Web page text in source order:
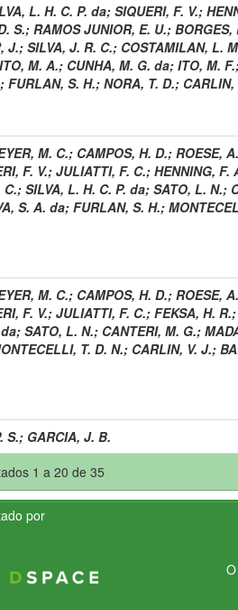
L. H. C. P. da; SIQUERI, F. V.;
S.; RAMOS JUNIOR, E. U.; BORGES,
J.; SILVA, J. R. C.; COSTAMILAN, L.
ITO, M. A.; CUNHA, M. G. da; ITO, M. F.
; FURLAN, S. H.; NORA, T. D.; CARLIN,
M. C.; CAMPOS, H. D.; ROESE,
F. V.; JULIATTI, F. C.; HENNING, F.
C.; SILVA, L. H. C. P. da; SATO, L. N.;
S. A. da; FURLAN, S. H.;
M. C.; CAMPOS, H. D.; ROESE,
F. V.; JULIATTI, F. C.; FEKSA, H. R.;
; SATO, L. N.; CANTERI, M. G.;
T. D. N.; CARLIN, V. J.;
S.; GARCIA, J. B.
1 a 20 de 35
por